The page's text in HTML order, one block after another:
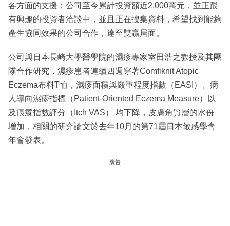
各方面的支援；公司至今累計投資額近2,000萬元，並正跟
有興趣的投資者洽談中，並且正在搜集資料，希望找到能夠
產生協同效果的公司合作，達至雙贏局面。
公司與日本長崎大學醫學院的濕疹專家室田浩之教授及其團
隊合作研究，濕疹患者連續四週穿著Comfiknit Atopic
Eczema布料T恤，濕疹面積與嚴重程度指數（EASI）、病
人導向濕疹指標（Patient-Oriented Eczema Measure）以
及痕癢指數評分（Itch VAS） 均下降，皮膚角質層的水份
增加，相關的研究論文於去年10月的第71屆日本敏感學會
年會發表。
廣告